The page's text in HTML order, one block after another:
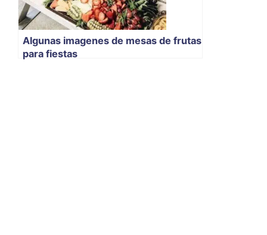
Algunas imagenes de mesas de frutas
para fiestas